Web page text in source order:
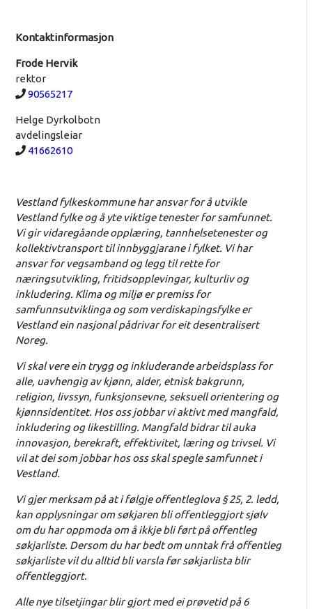
Kontaktinformasjon
Frode Hervik
rektor
Telefon:
90565217
Helge Dyrkolbotn
avdelingsleiar
Telefon:
41662610
Vestland fylkeskommune har ansvar for å utvikle
Vestland fylke og å yte viktige tenester for samfunnet.
Vi gir vidaregåande opplæring, tannhelsetenester og
kollektivtransport til innbyggjarane i fylket. Vi har
ansvar for vegsamband og legg til rette for
næringsutvikling, fritidsopplevingar, kulturliv og
inkludering. Klima og miljø er premiss for
samfunnsutviklinga og som verdiskapingsfylke er
Vestland ein nasjonal pådrivar for eit desentralisert
Noreg.
Vi skal vere ein trygg og inkluderande arbeidsplass for
alle, uavhengig av kjønn, alder, etnisk bakgrunn,
religion, livssyn, funksjonsevne, seksuell orientering og
kjønnsidentitet. Hos oss jobbar vi aktivt med mangfald,
inkludering og likestilling. Mangfald bidrar til auka
innovasjon, berekraft, effektivitet, læring og trivsel. Vi
vil at dei som jobbar hos oss skal spegle samfunnet i
Vestland.
Vi gjer merksam på at i følgje offentleglova § 25, 2. ledd,
kan opplysningar om søkjaren bli offentleggjort sjølv
om du har oppmoda om å ikkje bli ført på offentleg
søkjarliste. Dersom du har bedt om unntak frå offentleg
søkjarliste vil du alltid bli varsla før søkjarlista blir
offentleggjort.
Alle nye tilsetjingar blir gjort med ei prøvetid på 6